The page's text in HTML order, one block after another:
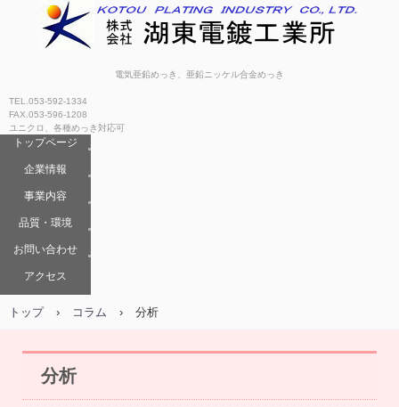
電気亜鉛めっき、亜鉛ニッケル合金めっき
TEL.053-592-1334
FAX.053-596-1208
ユニクロ、各種めっき対応可
トップページ
企業情報
事業内容
品質・環境
お問い合わせ
アクセス
トップ › コラム › 分析
分析